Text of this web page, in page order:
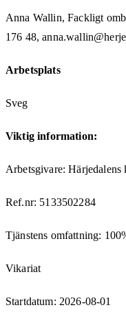
Anna Wallin, Fackligt
176 48,
Arbetsplats
Sveg
Viktig information:
Arbetsgivare: Härjedalens
Ref.nr: 5133502284
Tjänstens omfattning:
Vikariat
Startdatum: 2026-08-01